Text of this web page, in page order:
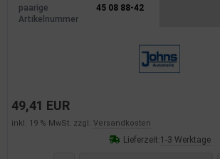
paarige
Artikelnummer
45 08 88-42
49,41 EUR
inkl. 19 % MwSt. zzgl. Versandkosten
Lieferzeit:1-3 Werktage